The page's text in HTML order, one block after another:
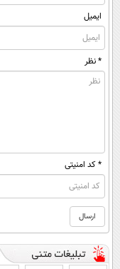
ایمیل
* نظر
* کد امنیتی